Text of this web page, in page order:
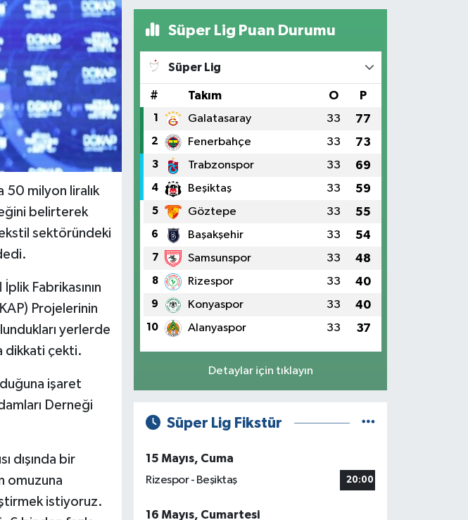
50 milyon liralık
belirterek
sektöründeki
Fabrikasının
Projelerinin
yerlerde
dikkati çekti.
işaret
Derneği
dışında bir
omuzuna
istiyoruz.
Süper Lig Puan Durumu
Süper Lig
# Takım O P
1 Galatasaray 33 77
2 Fenerbahçe 33 73
3 Trabzonspor 33 69
4 Beşiktaş 33 59
5 Göztepe 33 55
6 Başakşehir 33 54
7 Samsunspor 33 48
8 Rizespor 33 40
9 Konyaspor 33 40
10 Alanyaspor 33 37
Detaylar için tıklayın
Süper Lig Fikstür
15 Mayıs, Cuma
Rizespor - Beşiktaş
20:00
16 Mayıs, Cumartesi